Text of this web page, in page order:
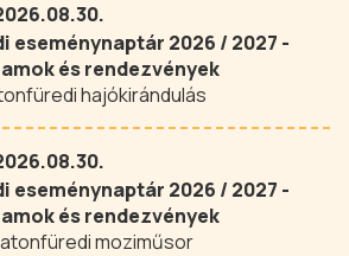
eseménynaptár 2026 / 2027 -
és rendezvények
hajókirándulás
eseménynaptár 2026 / 2027 -
és rendezvények
moziműsor